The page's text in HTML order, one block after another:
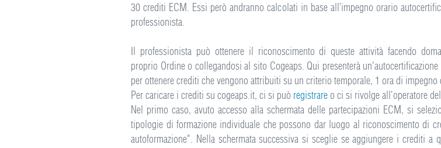
30 crediti ECM. Essi però andranno calcolati in base all’impegno orario
professionista.
Il professionista può ottenere il riconoscimento di queste attività facendo
proprio Ordine o collegandosi al sito Cogeaps. Qui presenterà
per ottenere crediti che vengono attribuiti su un criterio temporale, 1 ora di
Per caricare i crediti su cogeaps.it, ci si può registrare o ci si rivolge all'operatore
Nel primo caso, avuto accesso alla schermata delle partecipazioni ECM, si
tipologie di formazione individuale che possono dar luogo al riconoscimento di
autoformazione". Nella schermata successiva si sceglie se aggiungere i crediti